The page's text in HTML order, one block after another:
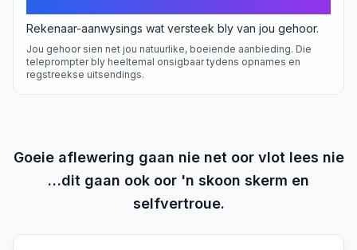
Rekenaar-aanwysings wat versteek bly van jou gehoor.
Jou gehoor sien net jou natuurlike, boeiende aanbieding. Die
teleprompter bly heeltemal onsigbaar tydens opnames en
regstreekse uitsendings.
Goeie aflewering gaan nie net oor vlot lees nie
…dit gaan ook oor 'n skoon skerm en
selfvertroue.